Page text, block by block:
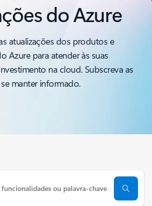
do Azure
atualizações dos produtos e
Azure para atender às suas
na cloud. Subscreva as
manter informado.